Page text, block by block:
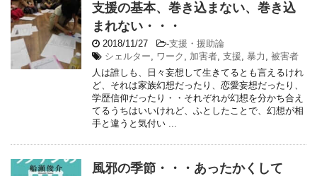
支援の基本、巻き込まない、巻き込
まれない・・・
2018/11/27 -支援・援助論
シェルター, ワーク , 加害者, 支援, 暴力 , 被害者
人は誰しも、日々妄想して生きてるとも言えるけれ
ど、それは家族幻想だったり、恋愛妄想だったり、
学歴信仰だったり・・それぞれが幻想を分かち合え
てるうちはいいけれど、ふとしたことで、幻想が相
手と違うと気付い ...
風邪の季節・・・あったかくして